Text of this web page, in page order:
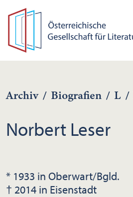
Archiv / Biografien / L /
Norbert Leser
* 1933 in Oberwart/Bgld.
† 2014 in Eisenstadt